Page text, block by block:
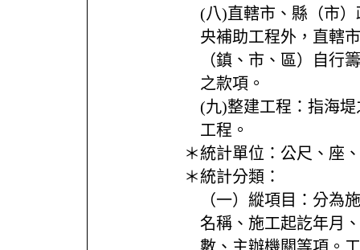
(八)直轄市、縣（市
央補助工程外，直轄
（鎮、市、區）自行
之款項。
(九)整建工程：指海
工程。
＊統計單位： 公尺、座
＊統計分類：
（一）縱項目：分為
名稱、施工起訖年月